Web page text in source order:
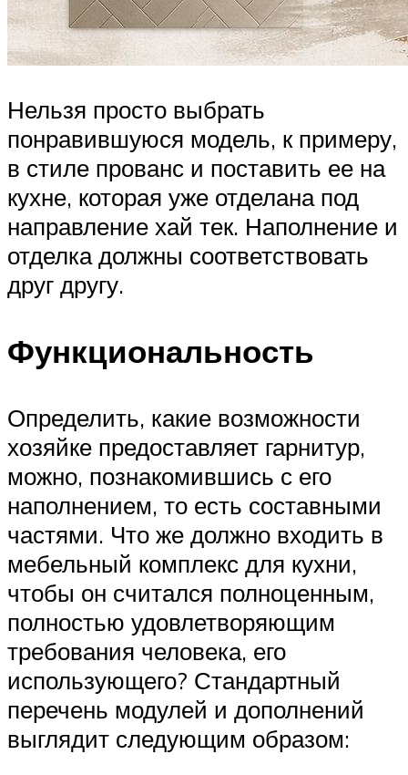
Нельзя просто выбрать
понравившуюся модель, к примеру,
в стиле прованс и поставить ее на
кухне, которая уже отделана под
направление хай тек. Наполнение и
отделка должны соответствовать
друг другу.
Функциональность
Определить, какие возможности
хозяйке предоставляет гарнитур,
можно, познакомившись с его
наполнением, то есть составными
частями. Что же должно входить в
мебельный комплекс для кухни,
чтобы он считался полноценным,
полностью удовлетворяющим
требования человека, его
использующего? Стандартный
перечень модулей и дополнений
выглядит следующим образом: